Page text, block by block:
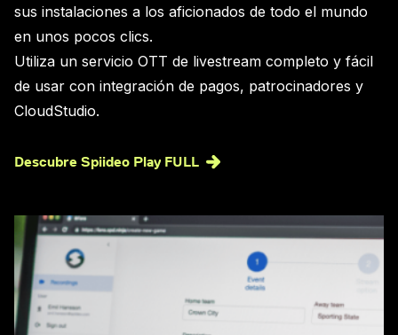
sus instalaciones a los aficionados de todo el mundo
en unos pocos clics.
Utiliza un servicio OTT de livestream completo y fácil
de usar con integración de pagos, patrocinadores y
CloudStudio.
Descubre Spiideo Play FULL